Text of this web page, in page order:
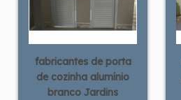
fabricantes de porta
de cozinha alumínio
branco Jardins